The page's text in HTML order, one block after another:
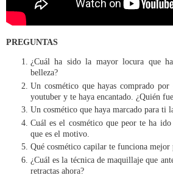
PREGUNTAS
¿Cuál ha sido la mayor locura que
belleza?
Un cosmético que hayas comprado
youtuber y te haya encantado. ¿Quién
Un cosmético que haya marcado para ti
Cuál es el cosmético que peor te ha
que es el motivo.
Qué cosmético capilar te funciona mejor
¿Cuál es la técnica de maquillaje que
retractas ahora?